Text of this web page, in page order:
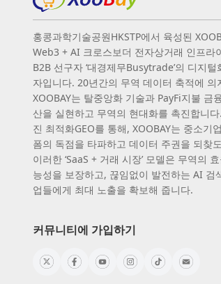
홍콩과학기술공원HKSTP에서 육성된
Web3 + AI 크로스보더 전자상거래 인프라
B2B 선구자 ‘대경제무Busytrade’의 디지
자입니다. 20년간의 무역 데이터 축적에 의
XOOBAY는 탈중앙화 기술과 PayFi지불 금
산을 실현하고 무역의 현대화를 촉진합니
진 최적화GEO를 통해, XOOBAY는 중소기
폼의 독점을 타파하고 데이터 주권을 되찾
이러한 ‘SaaS + 거래 시장’ 모델은 무역의
능성을 보장하고, 끊임없이 발전하는 AI 검
업들에게 최대 노출을 확보해 줍니다.
커뮤니티에 가입하기